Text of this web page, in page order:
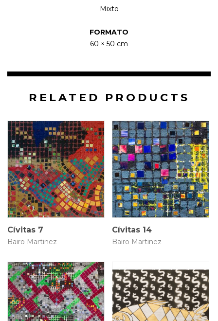
Mixto
FORMATO
60 × 50 cm
RELATED PRODUCTS
50 × 45 cm
$4.000.000
Cívitas 7
Bairo Martinez
30 × 30 cm
$1.000.000
Cívitas 14
Bairo Martinez
178 × 80 cm 50 × 30 cm